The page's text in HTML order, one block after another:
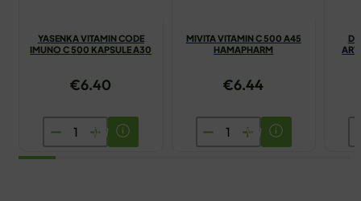
YASENKA VITAMIN CODE
IMUNO C 500 KAPSULE A30
€6.40
YASENKA
VITAMIN
MIVITA VITAMIN C 500 A45
HAMAPHARM
€6.44
MIVITA
VITAMIN